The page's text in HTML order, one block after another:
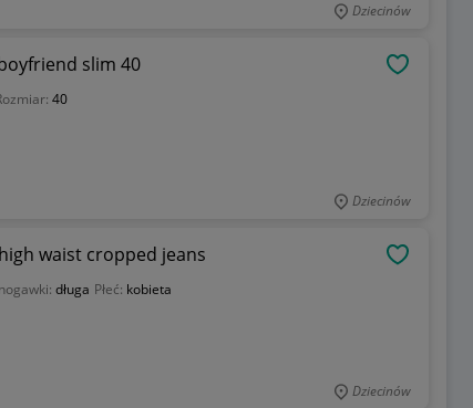
Dziecinów
slim 40
40
Dziecinów
waist cropped jeans
długa Płeć: kobieta
Dziecinów